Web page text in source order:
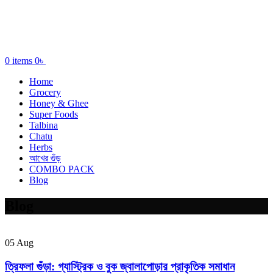
0 items 0৳
Home
Grocery
Honey & Ghee
Super Foods
Talbina
Chatu
Herbs
আখের গুঁড়
COMBO PACK
Blog
05 Aug
ত্রিফলা গুঁড়া: গ্যাস্ট্রিক ও বুক জ্বালাপোড়ার প্রাকৃতিক সমাধান